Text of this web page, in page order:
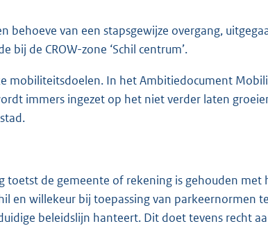
behoeve van een stapsgewijze overgang,
de CROW-zone ‘Schil centrum’.
mobiliteitsdoelen. In het Ambitiedocument
immers ingezet op het niet verder laten
toetst de gemeente of rekening is gehouden met
en willekeur bij toepassing van parkeernormen
beleidslijn hanteert. Dit doet tevens recht